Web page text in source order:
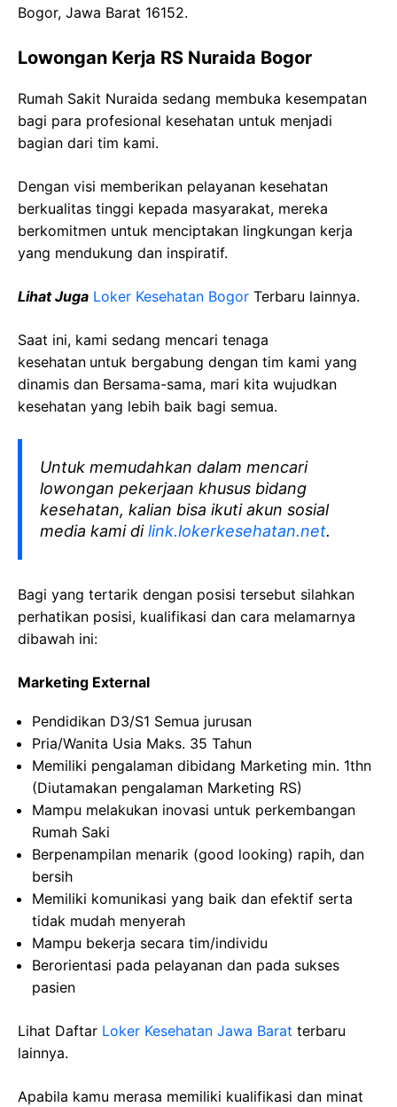
Bogor, Jawa Barat 16152.
Lowongan Kerja RS Nuraida Bogor
Rumah Sakit Nuraida sedang membuka kesempatan
bagi para profesional kesehatan untuk menjadi
bagian dari tim kami.
Dengan visi memberikan pelayanan kesehatan
berkualitas tinggi kepada masyarakat, mereka
berkomitmen untuk menciptakan lingkungan kerja
yang mendukung dan inspiratif.
Lihat Juga Loker Kesehatan Bogor Terbaru lainnya.
Saat ini, kami sedang mencari tenaga
kesehatan untuk bergabung dengan tim kami yang
dinamis dan Bersama-sama, mari kita wujudkan
kesehatan yang lebih baik bagi semua.
Untuk memudahkan dalam mencari
lowongan pekerjaan khusus bidang
kesehatan, kalian bisa ikuti akun sosial
media kami dilink.lokerkesehatan.net.
Bagi yang tertarik dengan posisi tersebut silahkan
perhatikan posisi, kualifikasi dan cara melamarnya
dibawah ini:
Marketing External
Pendidikan D3/S1 Semua jurusan
Pria/Wanita Usia Maks. 35 Tahun
Memiliki pengalaman dibidang Marketing min. 1thn
(Diutamakan pengalaman Marketing RS)
Mampu melakukan inovasi untuk perkembangan
Rumah Saki
Berpenampilan menarik (good looking) rapih, dan
bersih
Memiliki komunikasi yang baik dan efektif serta
tidak mudah menyerah
Mampu bekerja secara tim/individu
Berorientasi pada pelayanan dan pada sukses
pasien
Lihat Daftar Loker Kesehatan Jawa Barat terbaru
lainnya.
Apabila kamu merasa memiliki kualifikasi dan minat